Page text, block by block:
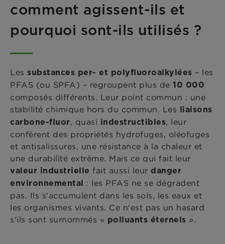
comment agissent-ils et
pourquoi sont-ils utilisés ?
Les substances per- et polyfluoroalkylées – les
PFAS (ou SPFA) – regroupent plus de 10 000
composés différents. Leur point commun : une
stabilité chimique hors du commun. Les liaisons
carbone-fluor, quasi indestructibles, leur
confèrent des propriétés hydrofuges, oléofuges
et antisalissures, une résistance à la chaleur et
une durabilité extrême. Mais ce qui fait leur
valeur industrielle fait aussi leur danger
environnemental : les PFAS ne se dégradent
pas. Ils s'accumulent dans les sols, les eaux et
les organismes vivants. Ce n'est pas un hasard
s'ils sont surnommés « polluants éternels ».